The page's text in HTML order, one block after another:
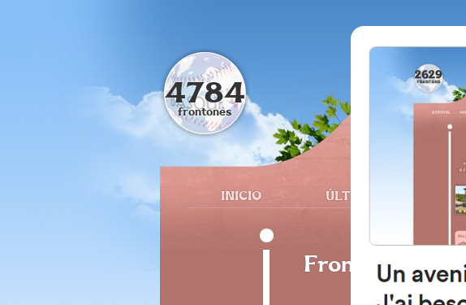
INICIO ÚLTIMOS
4784
frontones
Frontones de